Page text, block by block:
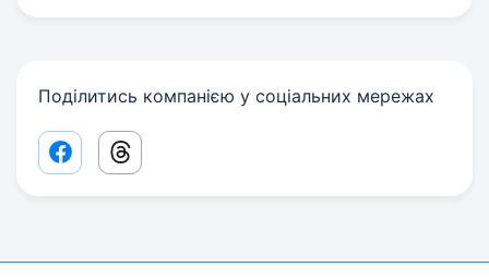
Поділитись компанією у соціальних мережах
Facebook share link
Threads share link